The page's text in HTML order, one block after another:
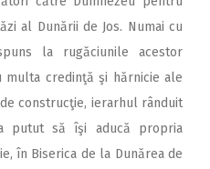
al Dunării de Jos. Numai cu
la rugăciunile acestor
multa credinţă şi hărnicie ale
construcţie, ierarhul rânduit
să îşi aducă propria
în Biserica de la Dunărea de